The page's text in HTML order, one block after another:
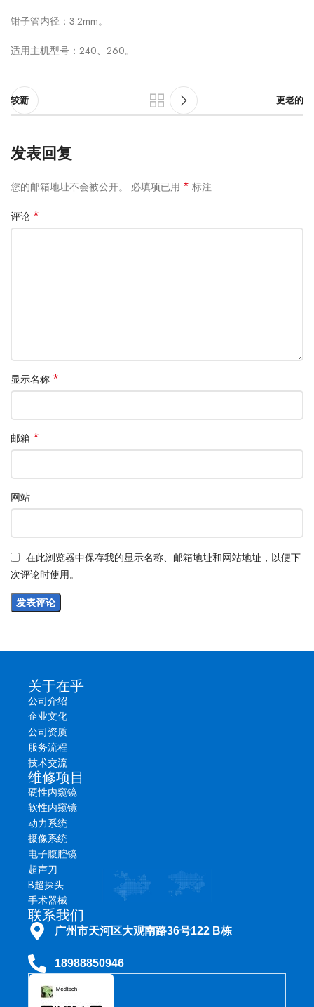
钳子管内径：3.2mm。
适用主机型号：240、260。
较新 更老的
发表回复
您的邮箱地址不会被公开。 必填项已用 * 标注
评论 *
显示名称 *
邮箱 *
网站
在此浏览器中保存我的显示名称、邮箱地址和网站地址，以便下
次评论时使用。
关于在乎
公司介绍
企业文化
公司资质
服务流程
技术交流
维修项目
硬性内窥镜
软性内窥镜
动力系统
摄像系统
电子腹腔镜
超声刀
B超探头
手术器械
联系我们
广州市天河区大观南路36号122 B栋
18988850946